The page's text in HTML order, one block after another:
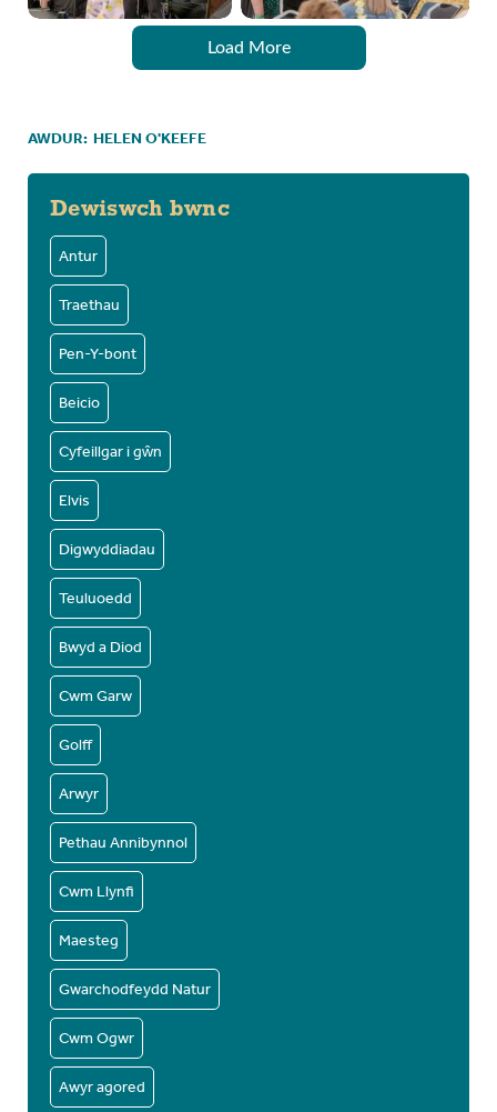
Load More
AWDUR: HELEN O'KEEFE
Dewiswch bwnc
Antur
Traethau
Pen-Y-bont
Beicio
Cyfeillgar i gŵn
Elvis
Digwyddiadau
Teuluoedd
Bwyd a Diod
Cwm Garw
Golff
Arwyr
Pethau Annibynnol
Cwm Llynfi
Maesteg
Gwarchodfeydd Natur
Cwm Ogwr
Awyr agored